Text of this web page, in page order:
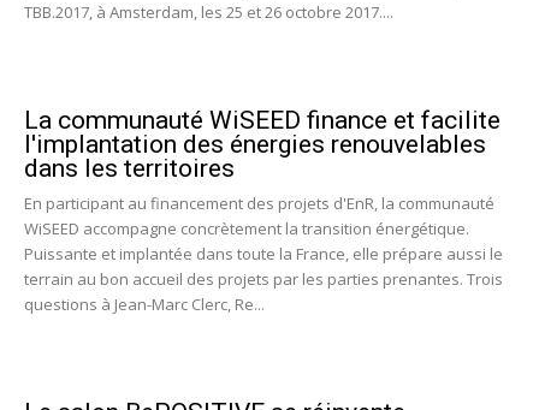
TBB.2017, à Amsterdam, les 25 et 26 octobre 2017....
La communauté WiSEED finance et facilite
l'implantation des énergies renouvelables
dans les territoires
En participant au financement des projets d'EnR, la communauté
WiSEED accompagne concrètement la transition énergétique.
Puissante et implantée dans toute la France, elle prépare aussi le
terrain au bon accueil des projets par les parties prenantes. Trois
questions à Jean-Marc Clerc, Re...